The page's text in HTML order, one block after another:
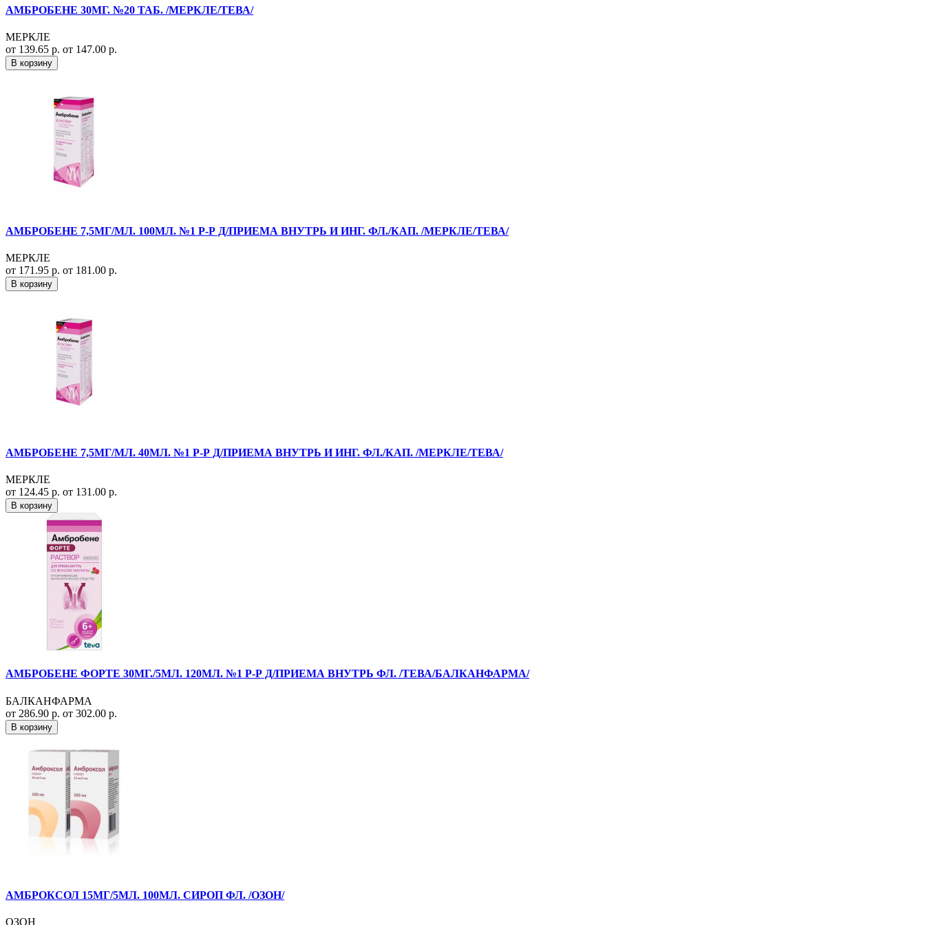
АМБРОБЕНЕ 30МГ. №20 ТАБ. /МЕРКЛЕ/ТЕВА/
МЕРКЛЕ
от 139.65 р. от 147.00 р.
В корзину
АМБРОБЕНЕ 7,5МГ/МЛ. 100МЛ. №1 Р-Р Д/ПРИЕМА ВНУТРЬ И ИНГ. ФЛ./КАП. /МЕРКЛЕ/ТЕВА/
МЕРКЛЕ
от 171.95 р. от 181.00 р.
В корзину
АМБРОБЕНЕ 7,5МГ/МЛ. 40МЛ. №1 Р-Р Д/ПРИЕМА ВНУТРЬ И ИНГ. ФЛ./КАП. /МЕРКЛЕ/ТЕВА/
МЕРКЛЕ
от 124.45 р. от 131.00 р.
В корзину
АМБРОБЕНЕ ФОРТЕ 30МГ./5МЛ. 120МЛ. №1 Р-Р Д/ПРИЕМА ВНУТРЬ ФЛ. /ТЕВА/БАЛКАНФАРМА/
БАЛКАНФАРМА
от 286.90 р. от 302.00 р.
В корзину
АМБРОКСОЛ 15МГ/5МЛ. 100МЛ. СИРОП ФЛ. /ОЗОН/
ОЗОН